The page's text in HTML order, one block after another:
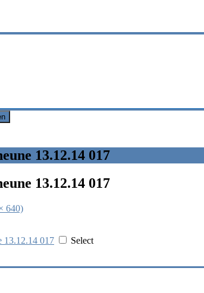
13.12.14 017
13.12.14 017
640)
Select